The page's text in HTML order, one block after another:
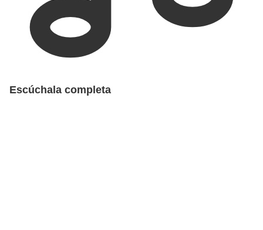
Escúchala completa